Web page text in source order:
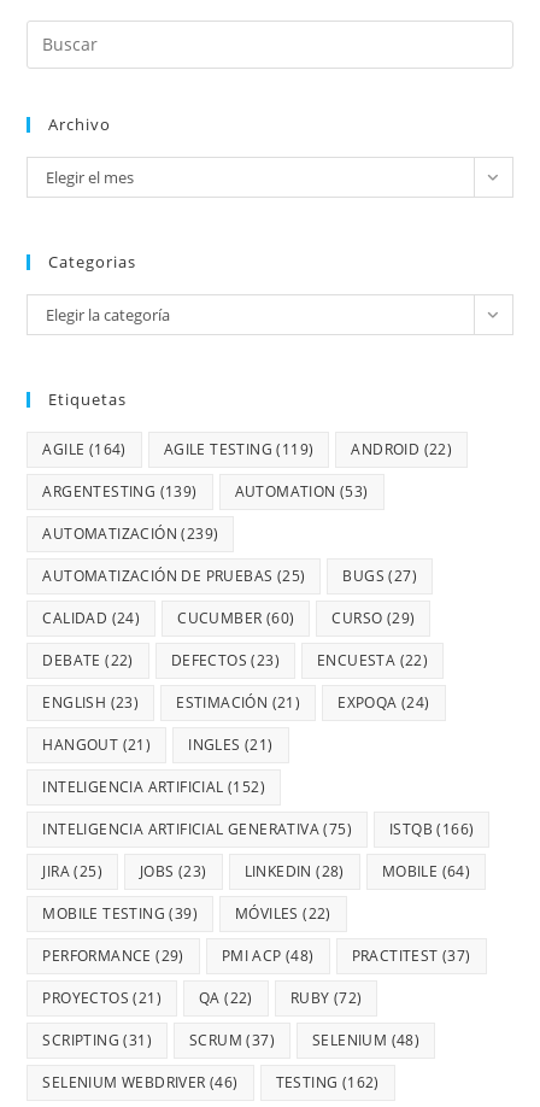
Archivo
Elegir el mes
Categorias
Elegir la categoría
Etiquetas
AGILE (164) AGILE TESTING (119) ANDROID (22)
ARGENTESTING (139) AUTOMATION (53)
AUTOMATIZACIÓN (239)
AUTOMATIZACIÓN DE PRUEBAS (25) BUGS (27)
CALIDAD (24) CUCUMBER (60) CURSO (29)
DEBATE (22) DEFECTOS (23) ENCUESTA (22)
ENGLISH (23) ESTIMACIÓN (21) EXPOQA (24)
HANGOUT (21) INGLES (21)
INTELIGENCIA ARTIFICIAL (152)
INTELIGENCIA ARTIFICIAL GENERATIVA(75) ISTQB (166)
JIRA(25) JOBS (23) LINKEDIN (28) MOBILE (64)
MOBILE TESTING (39) MÓVILES (22)
PERFORMANCE (29) PMI ACP (48) PRACTITEST (37)
PROYECTOS (21) QA (22) RUBY (72)
SCRIPTING (31) SCRUM (37) SELENIUM (48)
SELENIUM WEBDRIVER (46) TESTING (162)